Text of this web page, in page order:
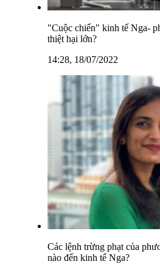
"Cuộc chiến" kinh tế Nga-
thiệt hại lớn?
14:28, 18/07/2022
Các lệnh trừng phạt của
nào đến kinh tế Nga?